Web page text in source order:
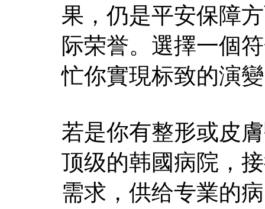
果，仍是平安保障
际荣誉。選擇一個
忙你實現标致的演
若是你有整形或皮
顶级的韩國病院，
需求，供给专業的